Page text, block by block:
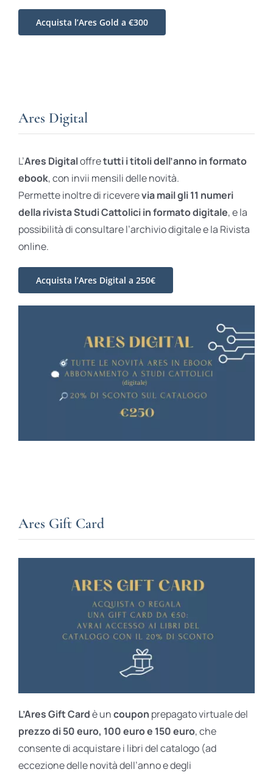
Acquista l’Ares Gold a €300
Ares Digital
L’Ares Digitaloffretutti i titoli dell’anno in formato
ebook, con invii mensili delle novità.
Permette inoltre di riceverevia mail gli 11 numeri
della rivista Studi Cattolici in formato digitale, e la
possibilità di consultare l’archivio digitale e la Rivista
online.
Acquista l’Ares Digital a 250€
Ares Gift Card
L’Ares Gift Cardè uncoupon prepagato virtuale del
prezzo di 50 euro, 100 euro e 150 euro, che
consente di acquistare i libri del catalogo (ad
eccezione delle novità dell’anno e degli